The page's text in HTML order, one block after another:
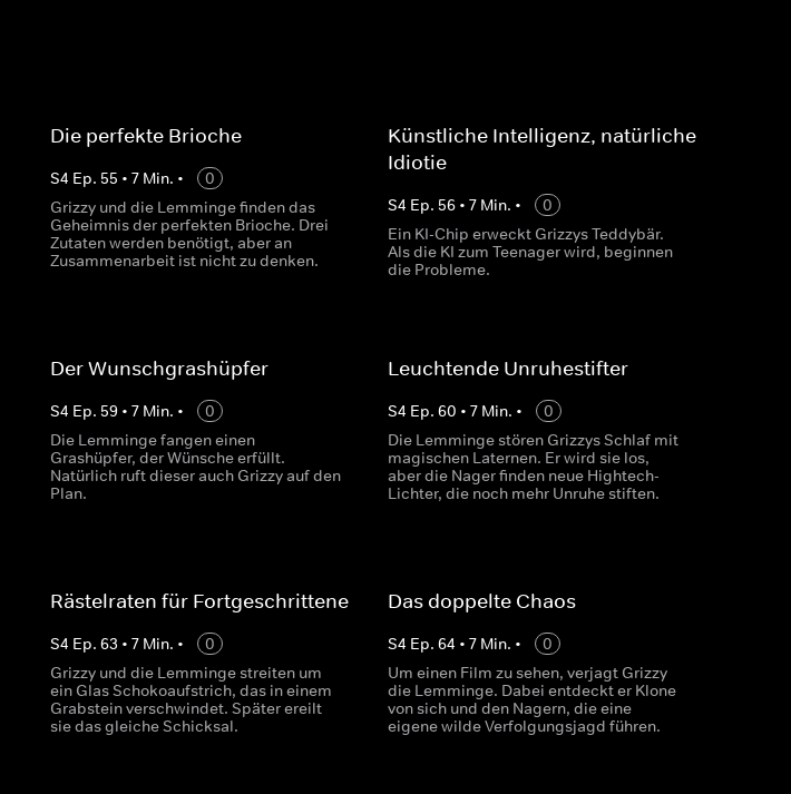
Die perfekte Brioche
S4 Ep. 55 • 7Min. •
0
Grizzy und die Lemminge finden das
Geheimnis der perfekten Brioche. Drei
Zutaten werden benötigt, aber an
Zusammenarbeit ist nicht zu denken.
Künstliche Intelligenz, natürliche
Idiotie
S4 Ep. 56• 7Min. •
0
Ein KI-Chip erweckt Grizzys Teddybär.
Als die KI zum Teenager wird, beginnen
die Probleme.
Der Wunschgrashüpfer
S4 Ep. 59• 7Min. •
0
Die Lemminge fangen einen
Grashüpfer, der Wünsche erfüllt.
Natürlich ruft dieser auch Grizzy auf den
Plan.
Leuchtende Unruhestifter
S4 Ep. 60 • 7Min. •
0
Die Lemminge stören Grizzys Schlaf mit
magischen Laternen. Er wird sie los,
aber die Nager finden neue Hightech-
Lichter, die noch mehr Unruhe stiften.
Rästelraten für Fortgeschrittene
S4 Ep. 63 • 7Min. •
0
Grizzy und die Lemminge streiten um
ein Glas Schokoaufstrich, das in einem
Grabstein verschwindet. Später ereilt
sie das gleiche Schicksal.
Das doppelte Chaos
S4 Ep. 64 • 7Min. •
0
Um einen Film zu sehen, verjagt Grizzy
die Lemminge. Dabei entdeckt er Klone
von sich und den Nagern, die eine
eigene wilde Verfolgungsjagd führen.